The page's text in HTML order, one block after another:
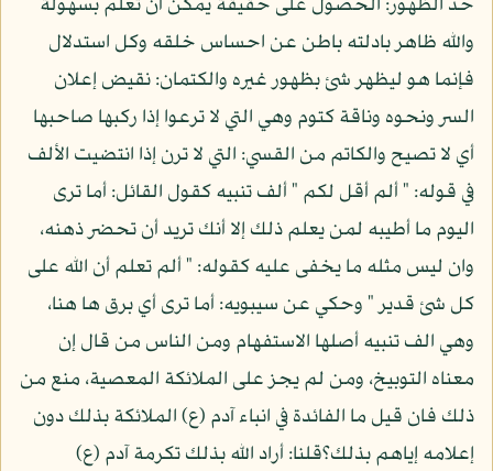
حد الظهور: الحصول على حقيقة يمكن أن تعلم بسهولة
والله ظاهر بادلته باطن عن احساس خلقه وكل استدلال
فإنما هو ليظهر شئ بظهور غيره والكتمان: نقيض إعلان
السر ونحوه وناقة كتوم وهي التي لا ترعوا إذا ركبها صاحبها
أي لا تصيح والكاتم من القسي: التي لا ترن إذا انتضيت الألف
في قوله: " ألم أقل لكم " ألف تنبيه كقول القائل: أما ترى
اليوم ما أطيبه لمن يعلم ذلك إلا أنك تريد أن تحضر ذهنه،
وان ليس مثله ما يخفى عليه كقوله: " ألم تعلم أن الله على
كل شئ قدير " وحكي عن سيبويه: أما ترى أي برق ها هنا،
وهي الف تنبيه أصلها الاستفهام ومن الناس من قال إن
معناه التوبيخ، ومن لم يجز على الملائكة المعصية، منع من
ذلك فان قيل ما الفائدة في انباء آدم (ع) الملائكة بذلك دون
إعلامه إياهم بذلك؟قلنا: أراد الله بذلك تكرمة آدم (ع)